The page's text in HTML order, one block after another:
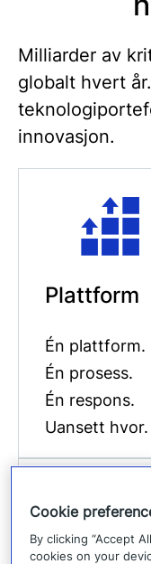
Milliarder av
globalt hvert
innovasjon.
Plattform
Én plattform.
Én prosess.
Én respons.
Uansett hvor.
Cookie
By clicking “Accept
cookies on your